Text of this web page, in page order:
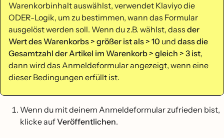
Warenkorbinhalt auswählst, verwendet Klaviyo die
ODER-Logik, um zu bestimmen, wann das Formular
ausgelöst werden soll. Wenn du z.B. wählst, dass der
Wert des Warenkorbs > größer ist als > 10 und dass die
Gesamtzahl der Artikel im Warenkorb > gleich > 3 ist,
dann wird das Anmeldeformular angezeigt, wenn eine
dieser Bedingungen erfüllt ist.
Wenn du mit deinem Anmeldeformular zufrieden bist,
klicke aufVeröffentlichen.